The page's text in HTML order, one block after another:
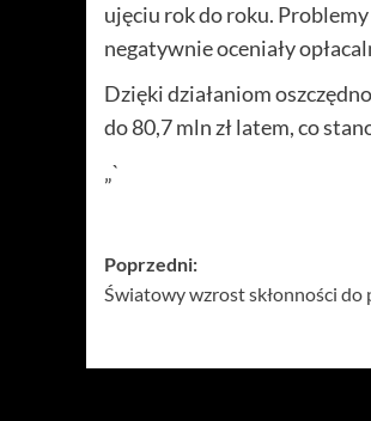
ujęciu rok do roku.
negatywnie oceniały
Dzięki działaniom
do 80,7 mln zł latem, co
„`
Zobacz
wpisy
Poprzedni:
Światowy wzrost skłonności